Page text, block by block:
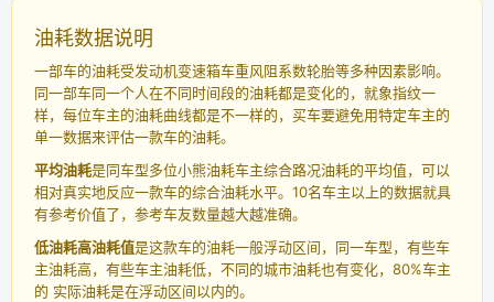
油耗数据说明
一部车的油耗受发动机变速箱车重风阻系数轮胎等多种因素影响。
同一部车同一个人在不同时间段的油耗都是变化的，就象指纹一
样，每位车主的油耗曲线都是不一样的，买车要避免用特定车主的
单一数据来评估一款车的油耗。
平均油耗是同车型多位小熊油耗车主综合路况油耗的平均值，可以
相对真实地反应一款车的综合油耗水平。10名车主以上的数据就具
有参考价值了，参考车友数量越大越准确。
低油耗高油耗值是这款车的油耗一般浮动区间，同一车型，有些车
主油耗高，有些车主油耗低，不同的城市油耗也有变化，80%车主
的 实际油耗是在浮动区间以内的。